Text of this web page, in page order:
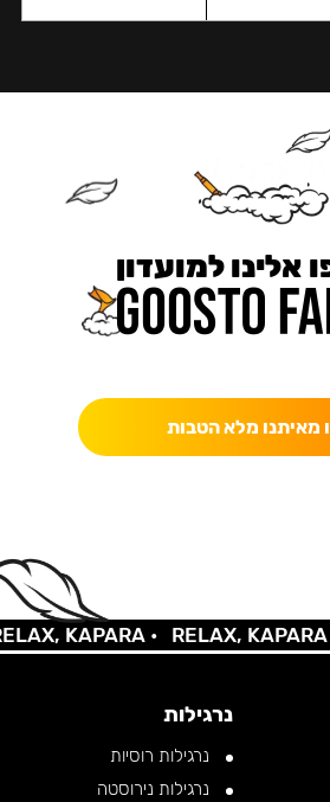
אלינו למועדון
מאיתנו מלא הטבות
KAPARA • RELAX, KAPARA •
נרגילות
נרגילות רוסיות
נרגילות נירוסטה